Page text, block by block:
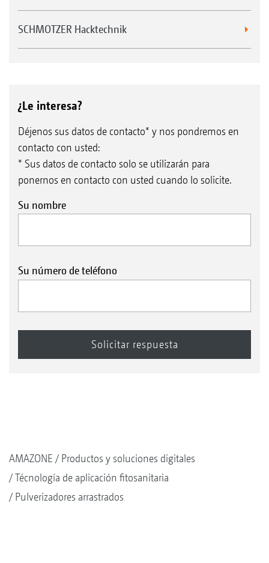
SCHMOTZER Hacktechnik
¿Le interesa?
Déjenos sus datos de contacto* y nos pondremos en
contacto con usted:
* Sus datos de contacto solo se utilizarán para
ponernos en contacto con usted cuando lo solicite.
Su nombre
Su número de teléfono
AMAZONE
Productos y soluciones digitales
Técnología de aplicación fitosanitaria
Pulverizadores arrastrados